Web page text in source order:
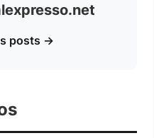
posts →